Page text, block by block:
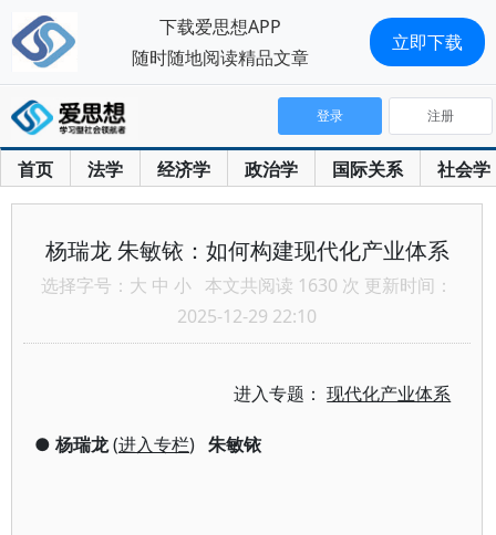
首页 法学 经济学 政治学 国际关系 社会学
登录 注册
杨瑞龙 朱敏铱：如何构建现代化产业体系
选择字号： 大 中 小 本文共阅读 1630 次 更新时间：
2025-12-29 22:10
进入专题：现代化产业体系
● 杨瑞龙(进入专栏) 朱敏铱
下载爱思想APP
随时随地阅读精品文章
立即下载